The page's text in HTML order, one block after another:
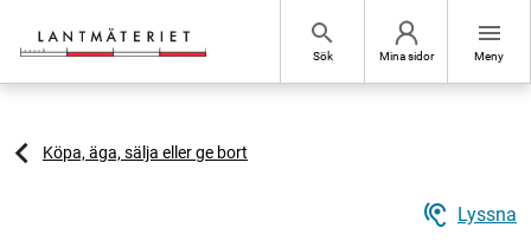
search
Sök Mina sidor
menu
Meny
Köpa, äga, sälja eller ge bort
hearing Lyssna